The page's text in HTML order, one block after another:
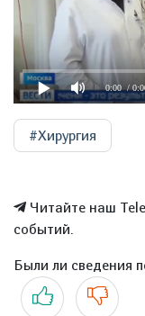
0:00 /
#Хирургия
Читайте наш
событий.
Были ли сведения
Да Нет